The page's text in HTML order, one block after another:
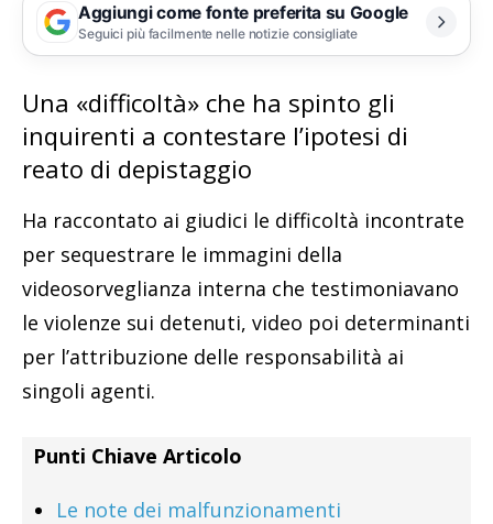
Aggiungi come fonte preferita su Google
Seguici più facilmente nelle notizie consigliate
Una «difficoltà» che ha spinto gli
inquirenti a contestare l’ipotesi di
reato di depistaggio
Ha raccontato ai giudici le difficoltà incontrate
per sequestrare le immagini della
videosorveglianza interna che testimoniavano
le violenze sui detenuti, video poi determinanti
per l’attribuzione delle responsabilità ai
singoli agenti.
Punti Chiave Articolo
Le note dei malfunzionamenti